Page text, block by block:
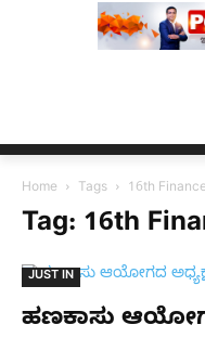
Home Tags 16th
Tag: 16th
JUST IN
ಹಣಕಾಸು